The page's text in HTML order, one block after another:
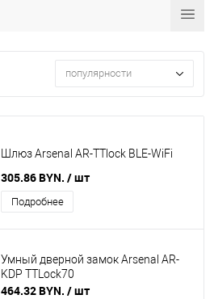
популярности
Шлюз Arsenal AR-TTlock BLE-WiFi
305.86 BYN. / шт
Подробнее
Умный дверной замок Arsenal AR-
KDP TTLock70
464.32 BYN. / шт